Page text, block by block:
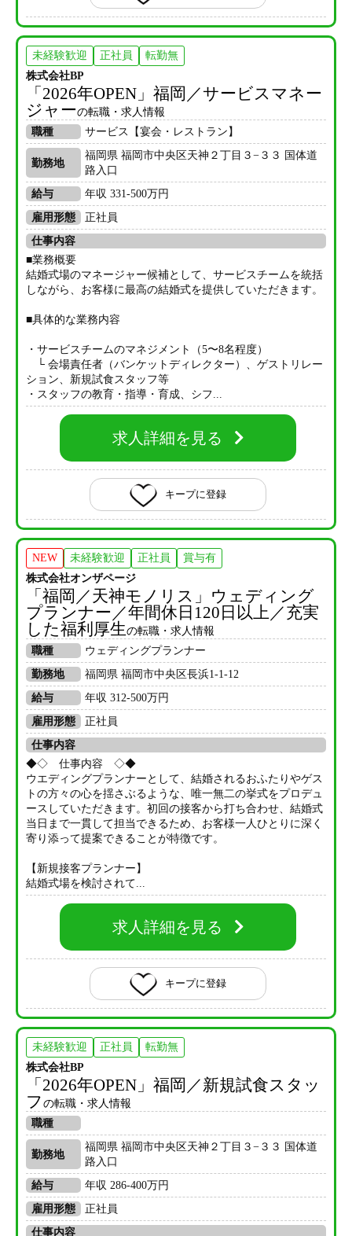
未経験歓迎 正社員
転勤無
株式会社BP
「2026年OPEN」福岡／サービスマネー
ジャーの転職・求人情報
職種
サービス【宴会・レストラン】
勤務地
福岡県 福岡市中央区天神２丁目３−３３ 国体道
路入口
給与
年収 331-500万円
雇用形態
正社員
仕事内容
■業務概要
結婚式場のマネージャー候補として、サービスチームを統括
しながら、お客様に最高の結婚式を提供していただきます。
■具体的な業務内容
・サービスチームのマネジメント（5〜8名程度）
└ 会場責任者（バンケットディレクター）、ゲストリレー
ション、新規試食スタッフ等
・スタッフの教育・指導・育成、シフ...
求人詳細を見る
キープに登録
NEW 未経験歓迎 正社員
賞与有
株式会社オンザページ
「福岡／天神モノリス」ウェディング
プランナー／年間休日120日以上／充実
した福利厚生の転職・求人情報
職種
ウェディングプランナー
勤務地
福岡県 福岡市中央区長浜1-1-12
給与
年収 312-500万円
雇用形態
正社員
仕事内容
◆◇ 仕事内容 ◇◆
ウエディングプランナーとして、結婚されるおふたりやゲス
トの方々の心を揺さぶるような、唯一無二の挙式をプロデュ
ースしていただきます。初回の接客から打ち合わせ、結婚式
当日まで一貫して担当できるため、お客様一人ひとりに深く
寄り添って提案できることが特徴です。
【新規接客プランナー】
結婚式場を検討されて...
求人詳細を見る
キープに登録
未経験歓迎 正社員
転勤無
株式会社BP
「2026年OPEN」福岡／新規試食スタッ
フ の転職・求人情報
職種
勤務地
福岡県 福岡市中央区天神２丁目３−３３ 国体道
路入口
給与
年収 286-400万円
雇用形態
正社員
仕事内容